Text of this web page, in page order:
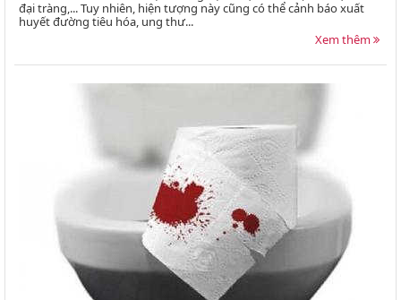
đại tràng,... Tuy nhiên, hiện tượng này cũng có thể cảnh báo xuất
huyết đường tiêu hóa, ung thư...
Xem thêm